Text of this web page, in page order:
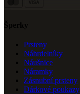
Šperky
Prsteny
Náhrdelníky
Náušnice
Náramky
Zásnubní prsteny
Dárkové poukazy